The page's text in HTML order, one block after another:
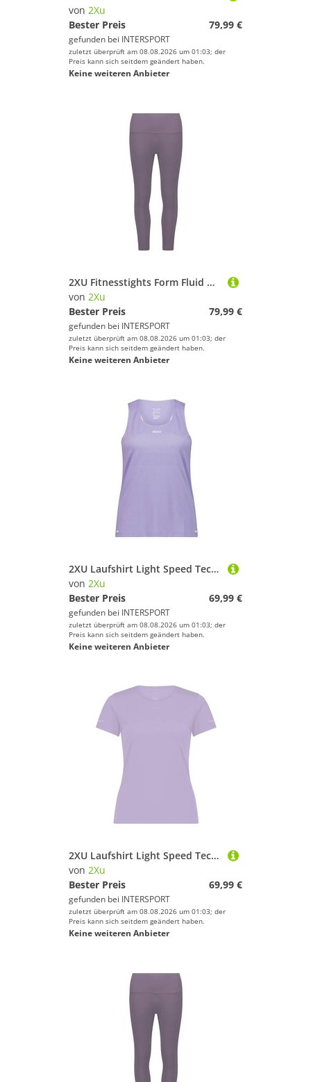
von 2Xu
Bester Preis
79,99 €
gefunden bei INTERSPORT
zuletzt überprüft am 08.08.2026 um 01:03; der
Preis kann sich seitdem geändert haben.
Keine weiteren Anbieter
2XU Fitnesstights Form Fluid Hi-Rise 7/8
von 2Xu
Bester Preis
79,99 €
gefunden bei INTERSPORT
zuletzt überprüft am 08.08.2026 um 01:03; der
Preis kann sich seitdem geändert haben.
Keine weiteren Anbieter
2XU Laufshirt Light Speed Tech Singlet
von 2Xu
Bester Preis
69,99 €
gefunden bei INTERSPORT
zuletzt überprüft am 08.08.2026 um 01:03; der
Preis kann sich seitdem geändert haben.
Keine weiteren Anbieter
2XU Laufshirt Light Speed Tech Tee
von 2Xu
Bester Preis
69,99 €
gefunden bei INTERSPORT
zuletzt überprüft am 08.08.2026 um 01:03; der
Preis kann sich seitdem geändert haben.
Keine weiteren Anbieter